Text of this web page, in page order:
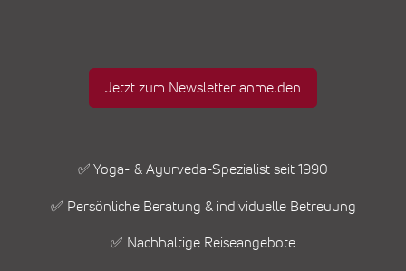
Jetzt zum Newsletter anmelden
✅ Yoga- & Ayurveda-Spezialist seit 1990
✅ Persönliche Beratung & individuelle Betreuung
✅ Nachhaltige Reiseangebote